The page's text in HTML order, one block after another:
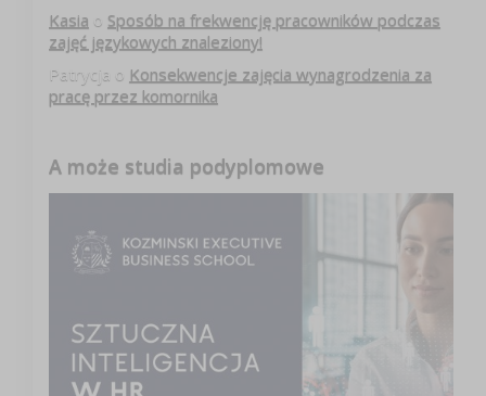
Kasia o Sposób na frekwencję pracowników podczas
zajęć językowych znaleziony!
Patrycja o Konsekwencje zajęcia wynagrodzenia za
pracę przez komornika
A może studia podyplomowe